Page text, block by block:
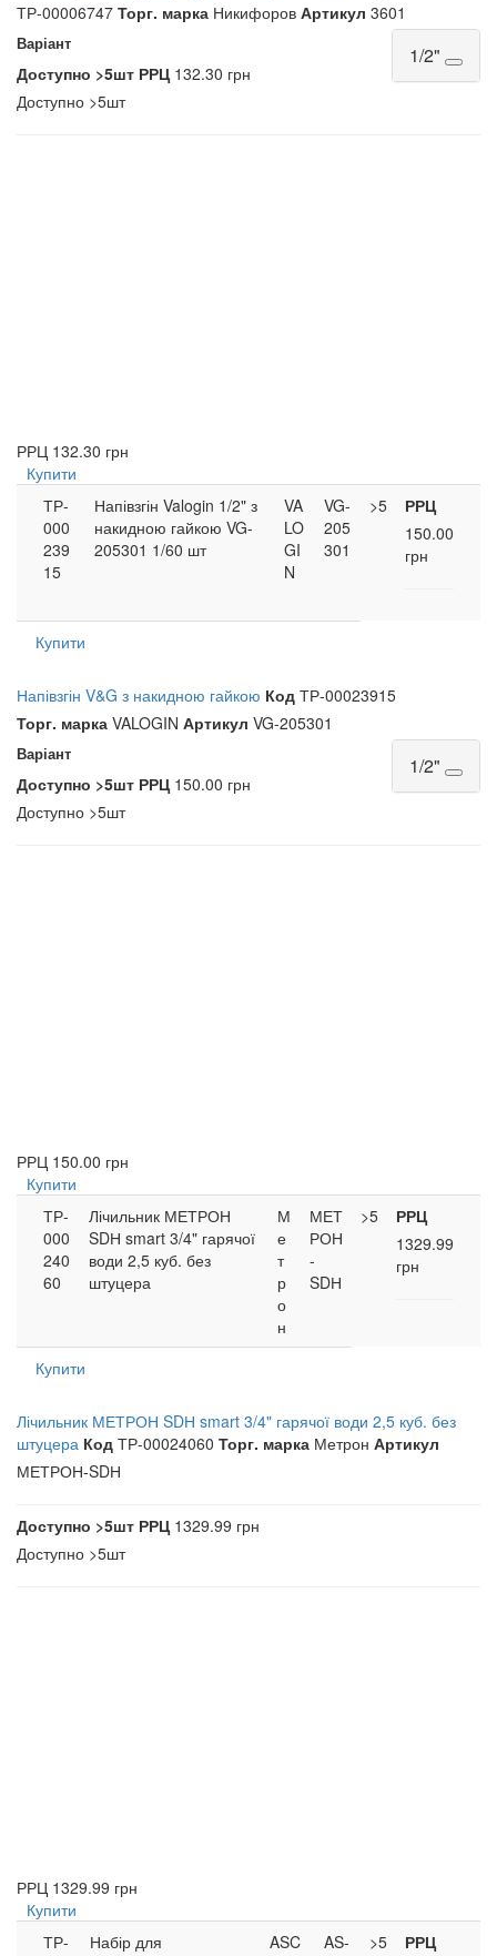
ТР-00006747 Торг. марка Никифоров Артикул 3601
Варіант 1/2"
Доступно >5шт РРЦ132.30 грн
Доступно >5шт
РРЦ 132.30 грн
Купити
ТР-
000
239
15
Напівзгін Valogin 1/2" з
накидною гайкою VG-
205301 1/60 шт
VA
LO
GI
N
VG-
205
301
>5
РРЦ
150.00
грн
Купити
Напівзгін V&G з накидною гайкою Код ТР-00023915
Торг. марка VALOGIN Артикул VG-205301
Варіант 1/2"
Доступно >5шт РРЦ150.00 грн
Доступно >5шт
РРЦ 150.00 грн
Купити
ТР-
000
240
60
Лічильник МЕТРОН
SDН smart 3/4" гарячої
води 2,5 куб. без
штуцера
М
е
т
р
о
н
МЕТ
РОН
-
SDН
>5
РРЦ
1329.99
грн
Купити
Лічильник МЕТРОН SDН smart 3/4" гарячої води 2,5 куб. без
штуцера Код ТР-00024060 Торг. марка Метрон Артикул
МЕТРОН-SDН
Доступно >5шт РРЦ1329.99 грн
Доступно >5шт
РРЦ 1329.99 грн
Купити
ТР-
Набір для
ASC
AS-
>5 РРЦ